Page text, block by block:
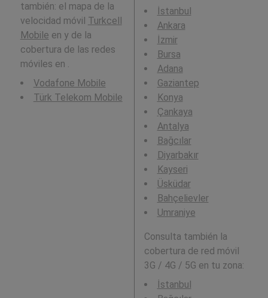
también: el mapa de la
velocidad móvil Turkcell
Mobile en y de la
cobertura de las redes
móviles en .
Vodafone Mobile
Türk Telekom Mobile
İstanbul
Ankara
İzmir
Bursa
Adana
Gaziantep
Konya
Çankaya
Antalya
Bağcılar
Diyarbakır
Kayseri
Üsküdar
Bahçelievler
Umraniye
Consulta también la
cobertura de red móvil
3G / 4G / 5G en tu zona:
İstanbul